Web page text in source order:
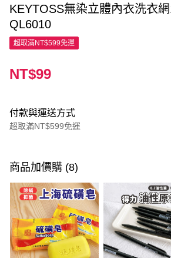
KEYTOSS無染立體內衣洗衣
QL6010
超取滿NT$599免運
NT$99
付款與運送方式
超取滿NT$599免運
信用卡一次付款
超商取貨付款
LINE Pay
Apple Pay
街口支付
商品加價購 (8)